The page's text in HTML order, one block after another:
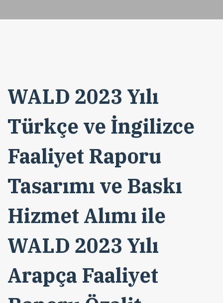
WALD 2023 Yılı
Türkçe ve İngilizce
Faaliyet Raporu
Tasarımı ve Baskı
Hizmet Alımı ile
WALD 2023 Yılı
Arapça Faaliyet